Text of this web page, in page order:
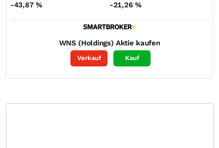
-43,87 % -21,26 %
WNS (Holdings) Aktie kaufen
Verkauf Kauf